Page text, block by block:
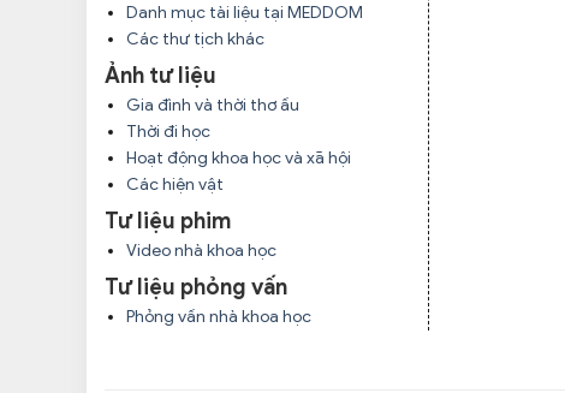
Danh mục tài liệu tại MEDDOM
Các thư tịch khác
Ảnh tư liệu
Gia đình và thời thơ ấu
Thời đi học
Hoạt động khoa học và xã hội
Các hiện vật
Tư liệu phim
Video nhà khoa học
Tư liệu phỏng vấn
Phỏng vấn nhà khoa học